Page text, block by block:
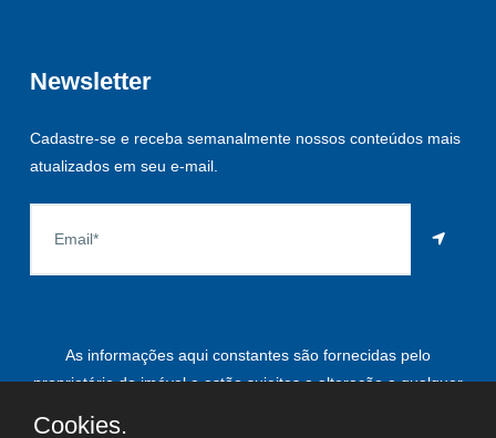
Newsletter
Cadastre-se e receba semanalmente nossos conteúdos mais
atualizados em seu e-mail.
As informações aqui constantes são fornecidas pelo
proprietário do imóvel e estão sujeitas a alteração a qualquer
Cookies.